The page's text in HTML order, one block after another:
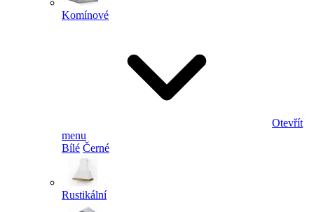
Komínové
Otevřít
menu
Bílé Černé
Rustikální